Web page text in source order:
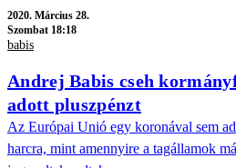
2020. Március 28.
Szombat 18:18
babis
Andrej Babis cseh
adott pluszpénzt
Az Európai Unió egy koronával sem
harcra, mint amennyire a tagállamok